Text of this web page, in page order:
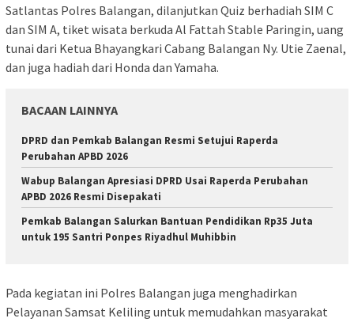
Satlantas Polres Balangan, dilanjutkan Quiz berhadiah SIM C
dan SIM A, tiket wisata berkuda Al Fattah Stable Paringin, uang
tunai dari Ketua Bhayangkari Cabang Balangan Ny. Utie Zaenal,
dan juga hadiah dari Honda dan Yamaha.
BACAAN LAINNYA
DPRD dan Pemkab Balangan Resmi Setujui Raperda
Perubahan APBD 2026
Wabup Balangan Apresiasi DPRD Usai Raperda Perubahan
APBD 2026 Resmi Disepakati
Pemkab Balangan Salurkan Bantuan Pendidikan Rp35 Juta
untuk 195 Santri Ponpes Riyadhul Muhibbin
Pada kegiatan ini Polres Balangan juga menghadirkan
Pelayanan Samsat Keliling untuk memudahkan masyarakat